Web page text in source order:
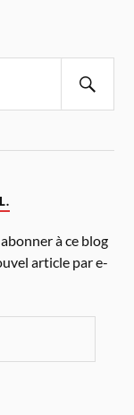
à ce blog
article par e-